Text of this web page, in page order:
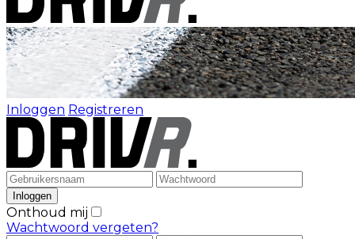
Inloggen Registreren
Onthoud mij
Wachtwoord vergeten?